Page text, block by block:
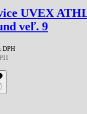
UVEX
veľ. 9
DPH